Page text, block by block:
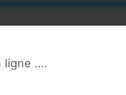
ligne ….